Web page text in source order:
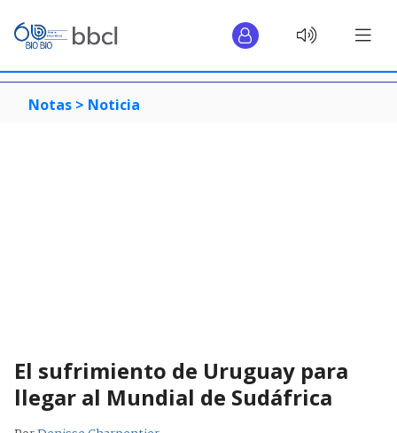
Notas > Noticia
El sufrimiento de Uruguay para
llegar al Mundial de Sudáfrica